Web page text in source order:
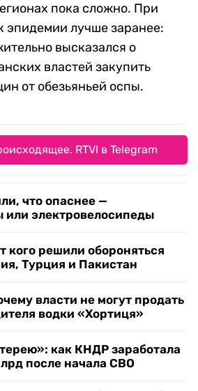
пока сложно. При
эпидемии лучше заранее:
высказался о
властей закупить
от обезьяньей оспы.
RTVI в Telegram
что опаснее —
или электровелосипеды
кого решили обороняться
Турция и Пакистан
власти не могут продать
водки «Хортиця»
как КНДР заработала
после начала СВО